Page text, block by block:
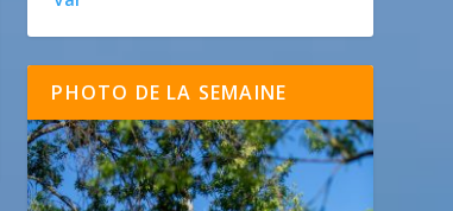
PHOTO DE LA SEMAINE